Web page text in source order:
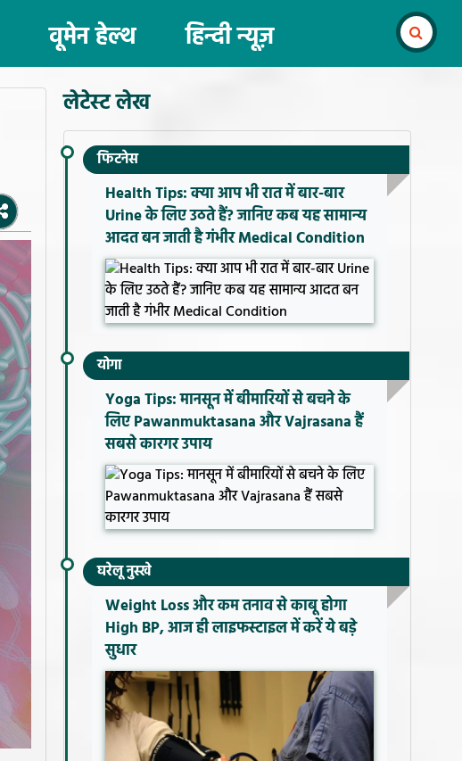
वूमेन हेल्थ हिन्दी न्यूज़
लेटेस्ट लेख
फिटनेस
Health Tips: क्या आप भी रात में बार-बार
Urine के लिए उठते हैं? जानिए कब यह सामान्य
आदत बन जाती है गंभीर Medical Condition
योगा
Yoga Tips: मानसून में बीमारियों से बचने के
लिए Pawanmuktasana और Vajrasana हैं
सबसे कारगर उपाय
घरेलू नुस्खे
Weight Loss और कम तनाव से काबू होगा
High BP, आज ही लाइफस्टाइल में करें ये बड़े
सुधार